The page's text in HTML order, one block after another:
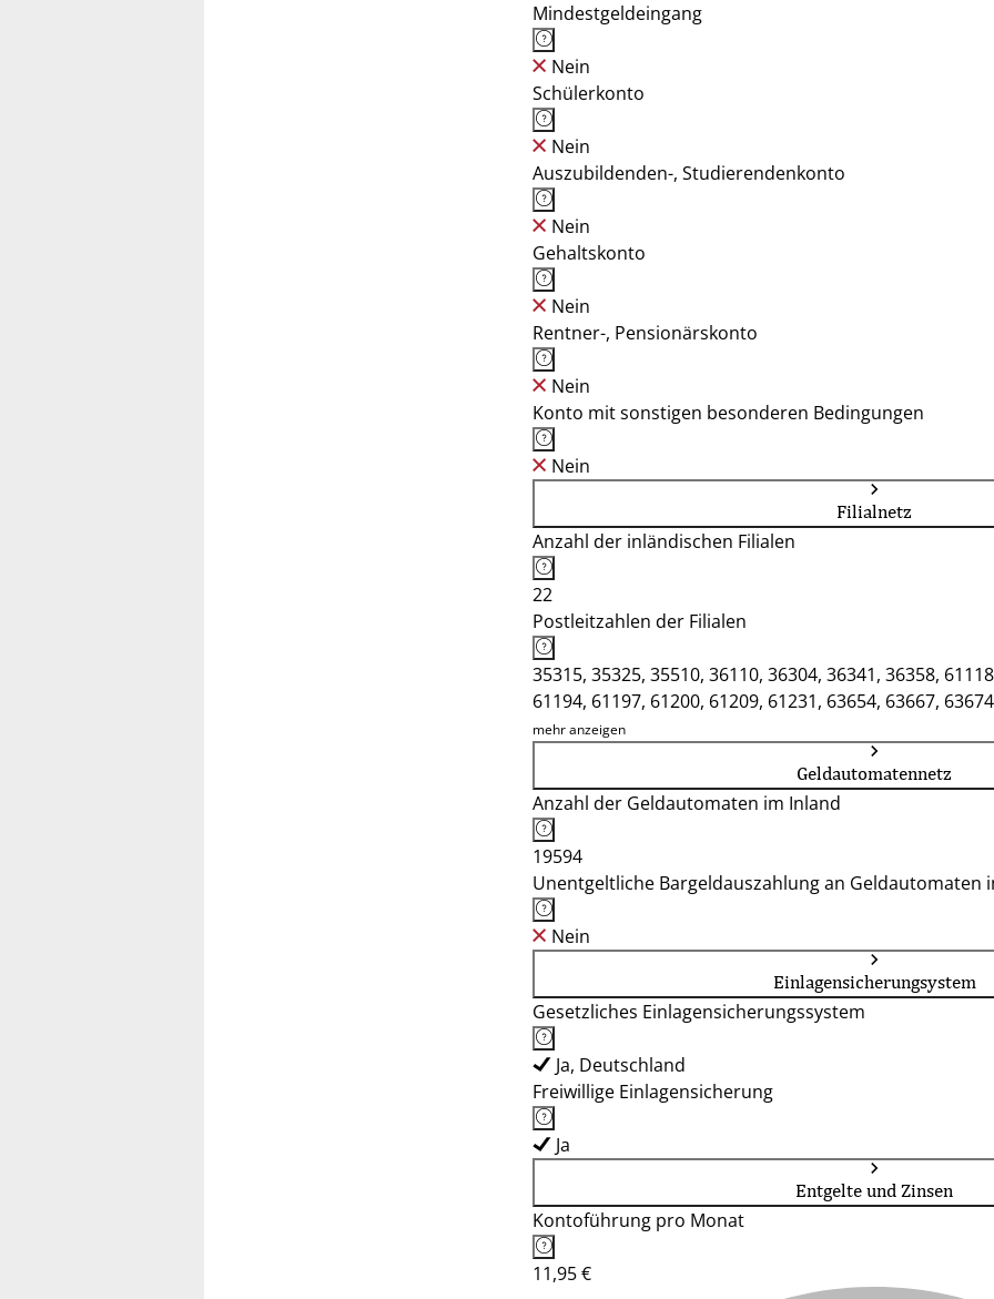
Mindestgeldeingang
Nein
Schülerkonto
Nein
Auszubildenden-, Studierendenkonto
Nein
Gehaltskonto
Nein
Rentner-, Pensionärskonto
Nein
Konto mit sonstigen besonderen Bedingungen
Nein
Filialnetz
Anzahl der inländischen Filialen
22
Postleitzahlen der Filialen
35315, 35325, 35510, 36110, 36304, 36341, 36358,
61194, 61197, 61200, 61209, 61231, 63654, 63667,
mehr anzeigen
Geldautomatennetz
Anzahl der Geldautomaten im Inland
19594
Unentgeltliche Bargeldauszahlung an Geldautomaten
Nein
Einlagensicherungsystem
Gesetzliches Einlagensicherungssystem
Ja, Deutschland
Freiwillige Einlagensicherung
Ja
Entgelte und Zinsen
Kontoführung pro Monat
11,95 €